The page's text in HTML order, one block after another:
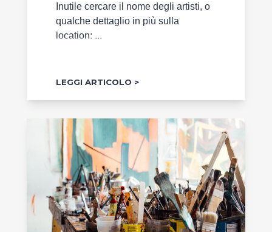
Inutile cercare il nome degli artisti, o
qualche dettaglio in più sulla
location: ...
LEGGI ARTICOLO